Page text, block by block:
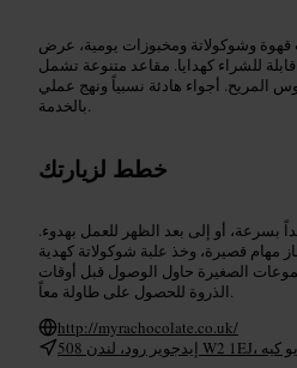
وشوكولاتة ومخبوزات يومية، عرض
للشراء كهدايا. مقاعد متنوعة تشمل
المريح. أجواء هادئة نسبياً ونهج عملي
بالخدمة.
خطط لزيارتك
بسرعة، أو إلى بعد الظهر للعمل بهدوء.
مهام قصيرة، وخذ علبة شوكولاتة كهدية
الصغيرة حاول الوصول قبل أوقات
الذروة للحصول على طاولة معاً.
http://myrachocolate.co.uk/
508 إيدجوير رود، لندن W2 1EJ، يو كيه